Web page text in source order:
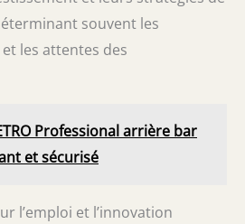
souvent les
les attentes des
Professional arrière bar
et sécurisé
l’emploi et l’innovation